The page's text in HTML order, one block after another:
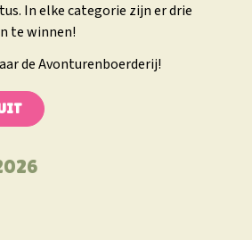
In elke categorie zijn er drie
te winnen!
de Avonturenboerderij!